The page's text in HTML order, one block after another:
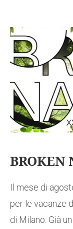
BROKEN
Il mese di
per le vacanze
di Milano. Già